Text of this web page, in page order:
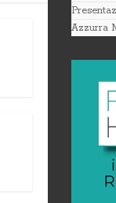
Azzurra